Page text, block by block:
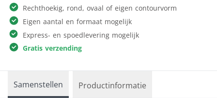
Rechthoekig, rond, ovaal of eigen contourvorm
Eigen aantal en formaat mogelijk
Express- en spoedlevering mogelijk
Gratis verzending
Samenstellen Productinformatie